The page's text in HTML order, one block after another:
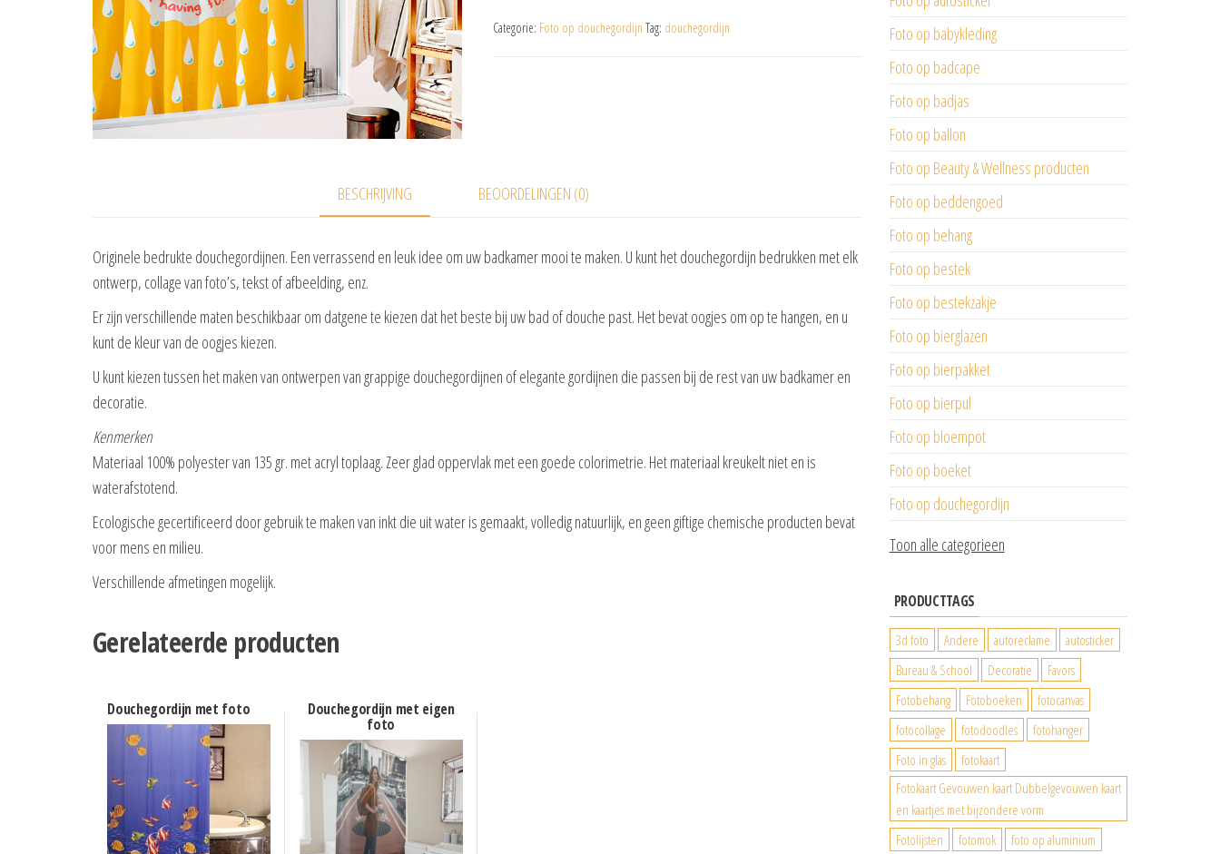
Categorie: Foto op douchegordijn Tag: douchegordijn
BESCHRIJVING BEOORDELINGEN (0)
Originele bedrukte douchegordijnen. Een verrassend en leuk idee om uw badkamer mooi te maken. U kunt het douchegordijn bedrukken met elk
ontwerp, collage van foto’s, tekst of afbeelding, enz.
Er zijn verschillende maten beschikbaar om datgene te kiezen dat het beste bij uw bad of douche past. Het bevat oogjes om op te hangen, en u
kunt de kleur van de oogjes kiezen.
U kunt kiezen tussen het maken van ontwerpen van grappige douchegordijnen of elegante gordijnen die passen bij de rest van uw badkamer en
decoratie.
Kenmerken
Materiaal 100% polyester van 135 gr. met acryl toplaag. Zeer glad oppervlak met een goede colorimetrie. Het materiaal kreukelt niet en is
waterafstotend.
Ecologische gecertificeerd door gebruik te maken van inkt die uit water is gemaakt, volledig natuurlijk, en geen giftige chemische producten bevat
voor mens en milieu.
Verschillende afmetingen mogelijk.
Gerelateerde producten
Douchegordijn met foto Douchegordijn met eigen
foto
Foto op babykleding
Foto op badcape
Foto op badjas
Foto op ballon
Foto op Beauty & Wellness producten
Foto op beddengoed
Foto op behang
Foto op bestek
Foto op bestekzakje
Foto op bierglazen
Foto op bierpakket
Foto op bierpul
Foto op bloempot
Foto op boeket
Foto op douchegordijn
Toon alle categorieen
PRODUCTTAGS
3d foto Andere autoreclame
autosticker
Bureau & School
Decoratie
Favors
Fotobehang
Fotoboeken
fotocanvas
fotocollage
fotodoodles
fotohanger
Foto in glas
fotokaart
Fotokaart Gevouwen kaart Dubbelgevouwen kaart
en kaartjes met bijzondere vorm
Fotolijsten
fotomok
foto op aluminium